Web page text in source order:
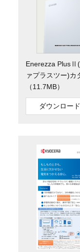
Enerezza
ァプラスツー)カ
（11.7MB）
ダウンロー